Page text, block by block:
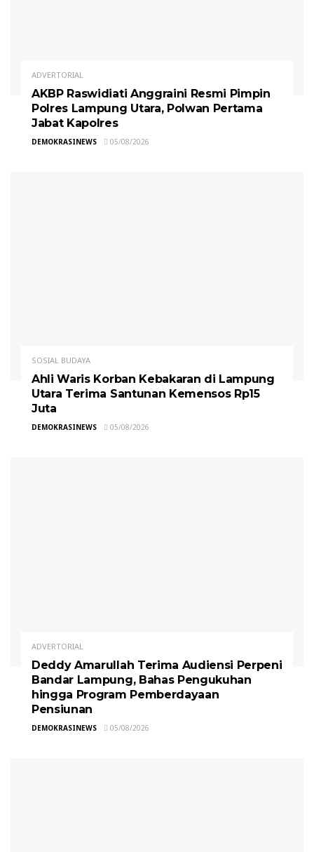
ADVERTORIAL
AKBP Raswidiati Anggraini Resmi Pimpin
Polres Lampung Utara, Polwan Pertama
Jabat Kapolres
DEMOKRASINEWS 05/08/2026
SOSIAL BUDAYA
Ahli Waris Korban Kebakaran di Lampung
Utara Terima Santunan Kemensos Rp15
Juta
DEMOKRASINEWS 05/08/2026
ADVERTORIAL
Deddy Amarullah Terima Audiensi Perpeni
Bandar Lampung, Bahas Pengukuhan
hingga Program Pemberdayaan
Pensiunan
DEMOKRASINEWS 05/08/2026